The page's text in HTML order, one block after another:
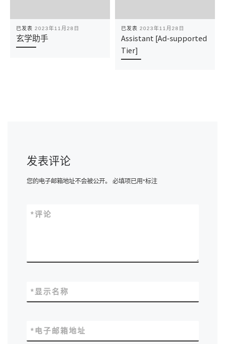
已发表 2023年11月28日
玄学助手
已发表 2023年11月28日
Assistant [Ad-supported
Tier]
发表评论
您的电子邮箱地址不会被公开。 必填项已用*标注
评论
*
显示名称
*
电子邮箱地址
*